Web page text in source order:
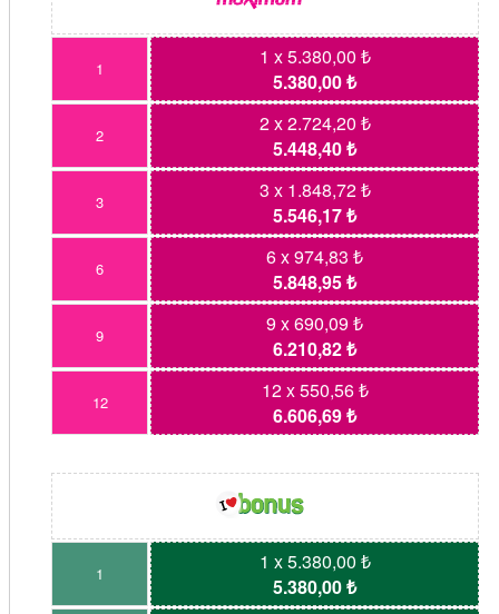
1
1 x 5.380,00 ₺
5.380,00 ₺
2
2 x 2.724,20 ₺
5.448,40 ₺
3
3 x 1.848,72 ₺
5.546,17 ₺
6
6 x 974,83 ₺
5.848,95 ₺
9
9 x 690,09 ₺
6.210,82 ₺
12
12 x 550,56 ₺
6.606,69 ₺
1
1 x 5.380,00 ₺
5.380,00 ₺